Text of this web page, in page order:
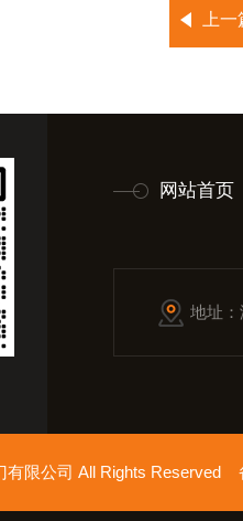
上
网站首页
地址
有限公司 All Rights Reserved